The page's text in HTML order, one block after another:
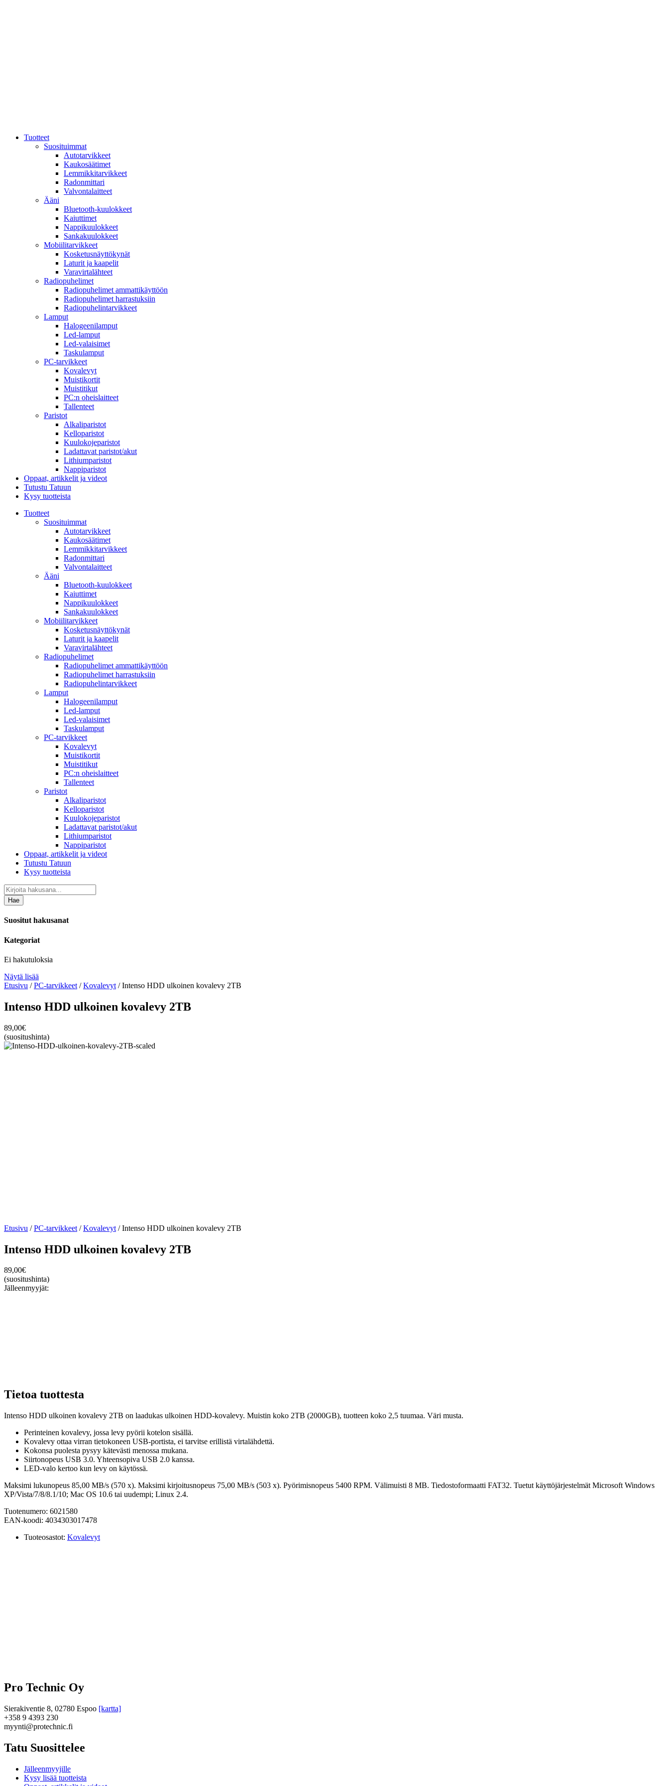
Tuotteet
Suosituimmat
Autotarvikkeet
Kaukosäätimet
Lemmikkitarvikkeet
Radonmittari
Valvontalaitteet
Ääni
Bluetooth-kuulokkeet
Kaiuttimet
Nappikuulokkeet
Sankakuulokkeet
Mobiilitarvikkeet
Kosketusnäyttökynät
Laturit ja kaapelit
Varavirtalähteet
Radiopuhelimet
Radiopuhelimet ammattikäyttöön
Radiopuhelimet harrastuksiin
Radiopuhelintarvikkeet
Lamput
Halogeenilamput
Led-lamput
Led-valaisimet
Taskulamput
PC-tarvikkeet
Kovalevyt
Muistikortit
Muistitikut
PC:n oheislaitteet
Tallenteet
Paristot
Alkaliparistot
Kelloparistot
Kuulokojeparistot
Ladattavat paristot/akut
Lithiumparistot
Nappiparistot
Oppaat, artikkelit ja videot
Tutustu Tatuun
Kysy tuotteista
Tuotteet
Suosituimmat
Autotarvikkeet
Kaukosäätimet
Lemmikkitarvikkeet
Radonmittari
Valvontalaitteet
Ääni
Bluetooth-kuulokkeet
Kaiuttimet
Nappikuulokkeet
Sankakuulokkeet
Mobiilitarvikkeet
Kosketusnäyttökynät
Laturit ja kaapelit
Varavirtalähteet
Radiopuhelimet
Radiopuhelimet ammattikäyttöön
Radiopuhelimet harrastuksiin
Radiopuhelintarvikkeet
Lamput
Halogeenilamput
Led-lamput
Led-valaisimet
Taskulamput
PC-tarvikkeet
Kovalevyt
Muistikortit
Muistitikut
PC:n oheislaitteet
Tallenteet
Paristot
Alkaliparistot
Kelloparistot
Kuulokojeparistot
Ladattavat paristot/akut
Lithiumparistot
Nappiparistot
Oppaat, artikkelit ja videot
Tutustu Tatuun
Kysy tuotteista
Hae
Suositut hakusanat
Kategoriat
Ei hakutuloksia
Näytä lisää
Etusivu /PC-tarvikkeet /Kovalevyt / Intenso HDD ulkoinen kovalevy 2TB
Intenso HDD ulkoinen kovalevy 2TB
89,00€
(suositushinta)
Etusivu /PC-tarvikkeet /Kovalevyt / Intenso HDD ulkoinen kovalevy 2TB
Intenso HDD ulkoinen kovalevy 2TB
89,00€
(suositushinta)
Jälleenmyyjät:
Tietoa tuottesta
Intenso HDD ulkoinen kovalevy 2TB on laadukas ulkoinen HDD-kovalevy. Muistin koko 2TB (2000GB), tuotteen koko 2,5 tuumaa. Väri musta.
Perinteinen kovalevy, jossa levy pyörii kotelon sisällä.
Kovalevy ottaa virran tietokoneen USB-portista, ei tarvitse erillistä virtalähdettä.
Kokonsa puolesta pysyy kätevästi menossa mukana.
Siirtonopeus USB 3.0. Yhteensopiva USB 2.0 kanssa.
LED-valo kertoo kun levy on käytössä.
Maksimi lukunopeus 85,00 MB/s (570 x). Maksimi kirjoitusnopeus 75,00 MB/s (503 x). Pyörimisnopeus 5400 RPM. Välimuisti 8 MB. Tiedostoformaatti FAT32. Tuetut käyttöjärjestelmät Microsoft Windows
XP/Vista/7/8/8.1/10; Mac OS 10.6 tai uudempi; Linux 2.4.
Tuotenumero: 6021580
EAN-koodi: 4034303017478
Tuoteosastot: Kovalevyt
Pro Technic Oy
Sierakiventie 8, 02780 Espoo [kartta]
+358 9 4393 230
myynti@protechnic.fi
Tatu Suosittelee
Jälleenmyyjille
Kysy lisää tuotteista